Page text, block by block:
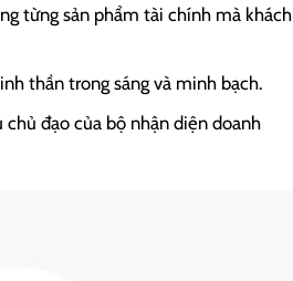
từng sản phẩm tài chính mà khách
thần trong sáng và minh bạch.
đạo của bộ nhận diện doanh